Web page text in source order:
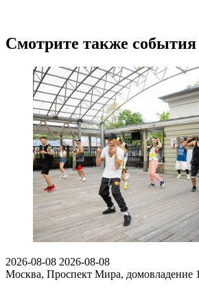
Смотрите также события
2026-08-08 2026-08-08
Москва, Проспект Мира, домовладение